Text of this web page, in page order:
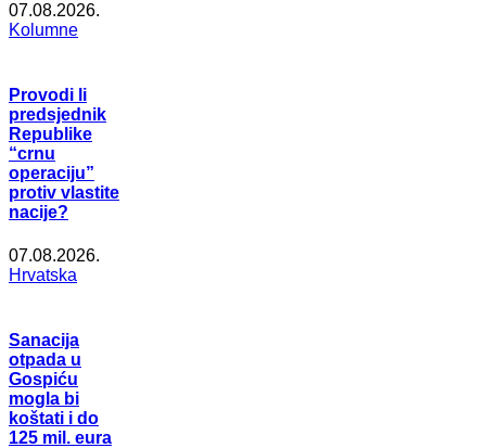
07.08.2026.
Kolumne
Provodi li
predsjednik
Republike
“crnu
operaciju”
protiv vlastite
nacije?
07.08.2026.
Hrvatska
Sanacija
otpada u
Gospiću
mogla bi
koštati i do
125 mil. eura